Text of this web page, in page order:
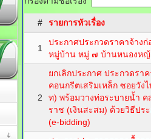
# รายการหัวเรื่อง
1
ประกาศประกวดราคาจ้าง
หมู่บ้าน หมู่ ๗ บ้านหนองหญ้
2
ยกเลิกประกาศ ประกวดรา
คอนกรีตเสริมเหล็ก ซอยวัง
ท) พร้อมวางท่อระบายน้ำ ค
ราช (เงินสะสม) ด้วยวิธีปร
(e-bidding)